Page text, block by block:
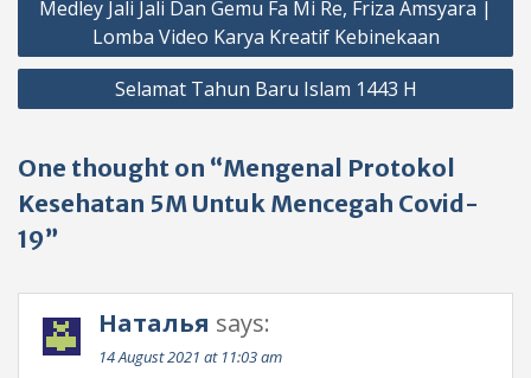
navigation
Medley Jali Jali Dan Gemu Fa Mi Re, Friza Amsyara |
Lomba Video Karya Kreatif Kebinekaan
Selamat Tahun Baru Islam 1443 H
One thought on “Mengenal Protokol
Kesehatan 5M Untuk Mencegah Covid-
19”
Наталья says:
14 August 2021 at 11:03 am